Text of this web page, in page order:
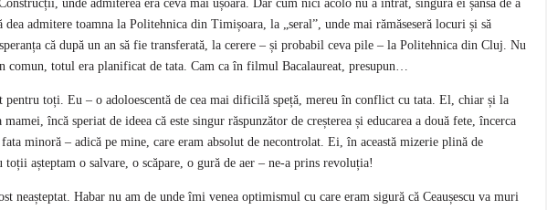
unde admiterea era ceva mai ușoară. Dar cum nici acolo nu a intrat, singura ei șansă de a
dea admitere toamna la Politehnica din Timișoara, la „seral”, unde mai rămăseseră locuri și să
că după un an să fie transferată, la cerere – și probabil ceva pile – la Politehnica din Cluj. Nu
comun, totul era planificat de tata. Cam ca în filmul Bacalaureat, presupun…
pentru toți. Eu – o adoloescentă de cea mai dificilă speță, mereu în conflict cu tata. El, chiar și la
mamei, încă speriat de ideea că este singur răspunzător de creșterea și educarea a două fete, încerca
fata minoră – adică pe mine, care eram absolut de necontrolat. Ei, în această mizerie plină de
toții așteptam o salvare, o scăpare, o gură de aer – ne-a prins revoluția!
neașteptat. Habar nu am de unde îmi venea optimismul cu care eram sigură că Ceaușescu va muri